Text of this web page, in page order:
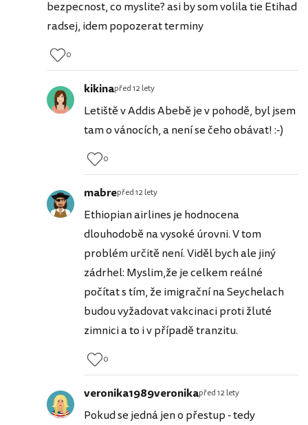
bezpecnost, co myslite? asi by som volila tie Etihad
radsej, idem popozerat terminy
0
kikinapřed 12 lety
Letiště v Addis Abebě je v pohodě, byl jsem
tam o vánocích, a není se čeho obávat! :-)
0
mabrepřed 12 lety
Ethiopian airlines je hodnocena
dlouhodobě na vysoké úrovni. V tom
problém určitě není. Viděl bych ale jiný
zádrhel: Myslim,že je celkem reálné
počítat s tím, že imigrační na Seychelach
budou vyžadovat vakcinaci proti žluté
zimnici a to i v případě tranzitu.
0
veronika1989veronikapřed 12 lety
Pokud se jedná jen o přestup - tedy